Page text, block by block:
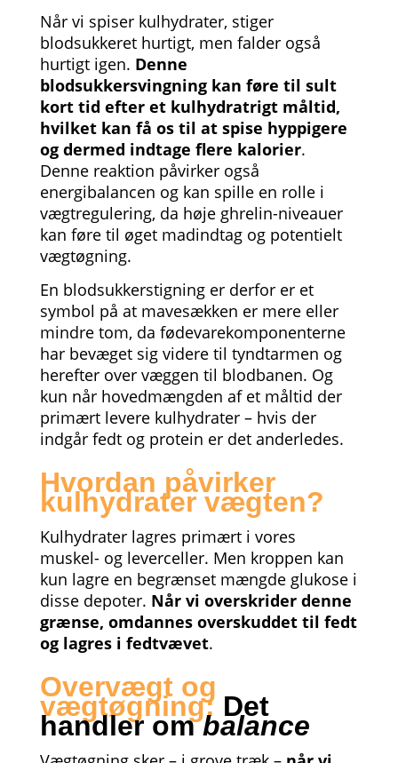
Når vi spiser kulhydrater, stiger
blodsukkeret hurtigt, men falder også
hurtigt igen. Denne
blodsukkersvingning kan føre til sult
kort tid efter et kulhydratrigt måltid,
hvilket kan få os til at spise hyppigere
og dermed indtage flere kalorier.
Denne reaktion påvirker også
energibalancen og kan spille en rolle i
vægtregulering, da høje ghrelin-niveauer
kan føre til øget madindtag og potentielt
vægtøgning.
En blodsukkerstigning er derfor er et
symbol på at mavesækken er mere eller
mindre tom, da fødevarekomponenterne
har bevæget sig videre til tyndtarmen og
herefter over væggen til blodbanen. Og
kun når hovedmængden af et måltid der
primært levere kulhydrater – hvis der
indgår fedt og protein er det anderledes.
Hvordan påvirker
kulhydrater vægten?
Kulhydrater lagres primært i vores
muskel- og leverceller. Men kroppen kan
kun lagre en begrænset mængde glukose i
disse depoter. Når vi overskrider denne
grænse, omdannes overskuddet til fedt
og lagres i fedtvævet.
Overvægt og
vægtøgning: Det
handler ombalance